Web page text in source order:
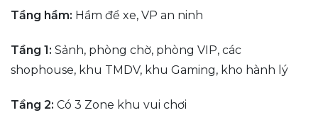
Tầng hầm: Hầm để xe, VP an ninh
Tầng 1: Sảnh, phòng chờ, phòng VIP, các
shophouse, khu TMDV, khu Gaming, kho hành lý
Tầng 2: Có 3 Zone khu vui chơi